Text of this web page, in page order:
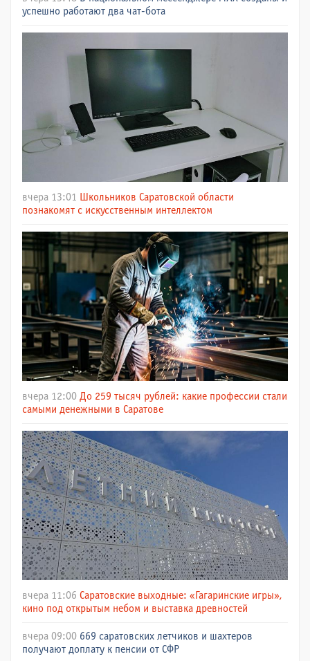
успешно работают два чат-бота
вчера 13:01
Школьников Саратовской области
познакомят с искусственным интеллектом
вчера 12:00 До 259 тысяч рублей: какие профессии стали
самыми денежными в Саратове
вчера 11:06 Саратовские выходные: «Гагаринские игры»,
кино под открытым небом и выставка древностей
вчера 09:00 669 саратовских летчиков и шахтеров
получают доплату к пенсии от СФР